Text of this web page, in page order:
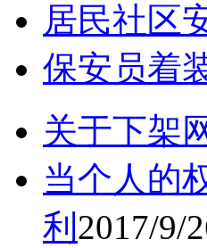
居民社区
保安员着
关于下架
当个人的
利 2017/9/